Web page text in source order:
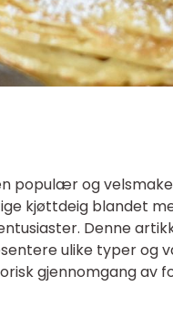
populær og
kjøttdeig blandet
Denne
ulike typer og
gjennomgang av